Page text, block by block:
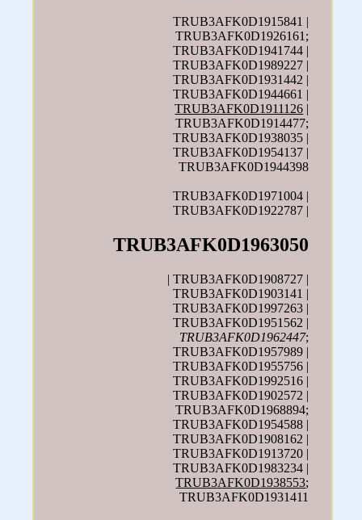
TRUB3AFK0D1915841 |
TRUB3AFK0D1926161;
TRUB3AFK0D1941744 |
TRUB3AFK0D1989227 |
TRUB3AFK0D1931442 |
TRUB3AFK0D1944661 |
TRUB3AFK0D1911126 |
TRUB3AFK0D1914477;
TRUB3AFK0D1938035 |
TRUB3AFK0D1954137 |
TRUB3AFK0D1944398
TRUB3AFK0D1971004 |
TRUB3AFK0D1922787 |
TRUB3AFK0D1963050
| TRUB3AFK0D1908727 |
TRUB3AFK0D1903141 |
TRUB3AFK0D1997263 |
TRUB3AFK0D1951562 |
TRUB3AFK0D1962447;
TRUB3AFK0D1957989 |
TRUB3AFK0D1955756 |
TRUB3AFK0D1992516 |
TRUB3AFK0D1902572 |
TRUB3AFK0D1968894;
TRUB3AFK0D1954588 |
TRUB3AFK0D1908162 |
TRUB3AFK0D1913720 |
TRUB3AFK0D1983234 |
TRUB3AFK0D1938553;
TRUB3AFK0D1931411